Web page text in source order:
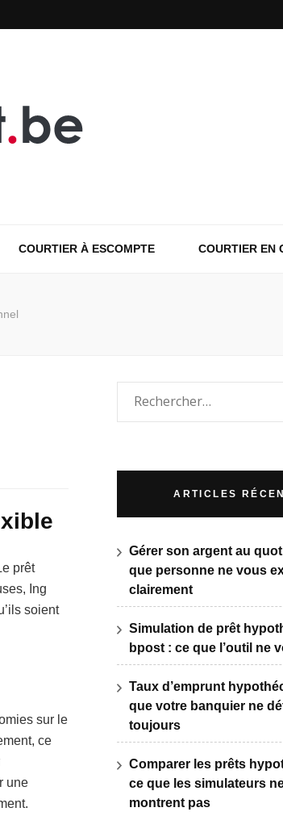
COURTIER À ESCOMPTE COURTIER EN
prêt
Ing
soient
sur le
ce
une
Rechercher :
ARTICLES
Gérer son argent au
que personne ne vous
clairement
Simulation de prêt
bpost : ce que l’outil ne
Taux d’emprunt
que votre banquier ne
toujours
Comparer les prêts
ce que les simulateurs
montrent pas